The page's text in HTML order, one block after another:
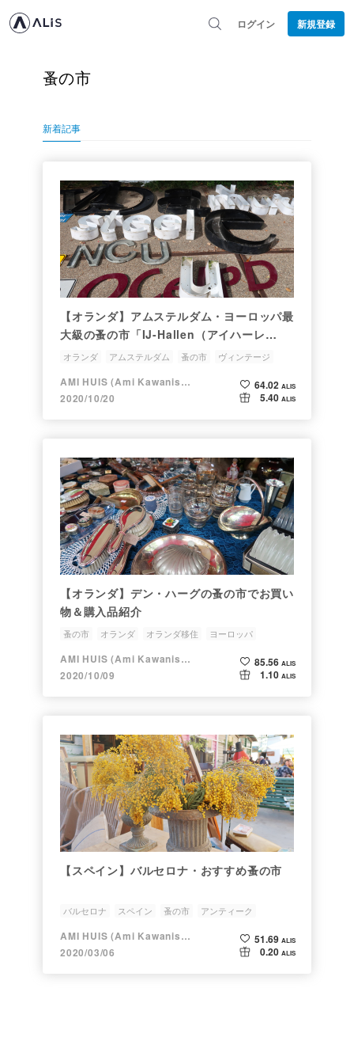
ログイン 新規登録
蚤の市
新着記事
【オランダ】アムステルダム・ヨーロッパ最
大級の蚤の市「IJ-Hallen（アイハーレ
ン）」
オランダ アムステルダム 蚤の市 ヴィンテージ
AMI HUIS (Ami Kawanishi)
2020/10/20
64.02 ALIS
5.40 ALIS
【オランダ】デン・ハーグの蚤の市でお買い
物＆購入品紹介
蚤の市 オランダ オランダ移住 ヨーロッパ
AMI HUIS (Ami Kawanishi)
2020/10/09
85.56 ALIS
1.10 ALIS
【スペイン】バルセロナ・おすすめ蚤の市
バルセロナ スペイン 蚤の市
アンティーク
ヴィンテージ
AMI HUIS (Ami Kawanishi)
2020/03/06
51.69 ALIS
0.20 ALIS